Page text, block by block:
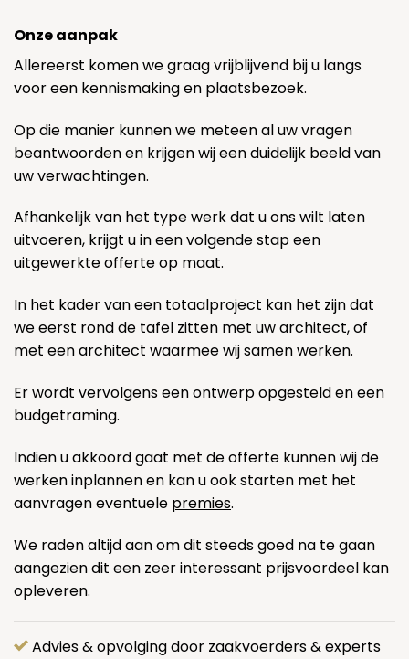
Onze aanpak
Allereerst komen we graag vrijblijvend bij u langs
voor een kennismaking en plaatsbezoek.
Op die manier kunnen we meteen al uw vragen
beantwoorden en krijgen wij een duidelijk beeld van
uw verwachtingen.
Afhankelijk van het type werk dat u ons wilt laten
uitvoeren, krijgt u in een volgende stap een
uitgewerkte offerte op maat.
In het kader van een totaalproject kan het zijn dat
we eerst rond de tafel zitten met uw architect, of
met een architect waarmee wij samen werken.
Er wordt vervolgens een ontwerp opgesteld en een
budgetraming.
Indien u akkoord gaat met de offerte kunnen wij de
werken inplannen en kan u ook starten met het
aanvragen eventuele premies.
We raden altijd aan om dit steeds goed na te gaan
aangezien dit een zeer interessant prijsvoordeel kan
opleveren.
Advies & opvolging door zaakvoerders & experts